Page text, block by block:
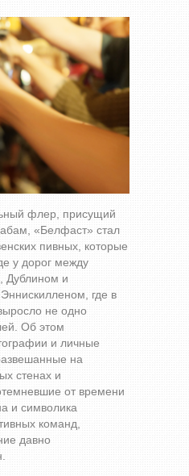
флер, присущий
«Белфаст» стал
пивных, которые
у дорог между
Дублином и
где в
не одно
Об этом
и личные
на
стенах и
от времени
и символика
команд,
давно